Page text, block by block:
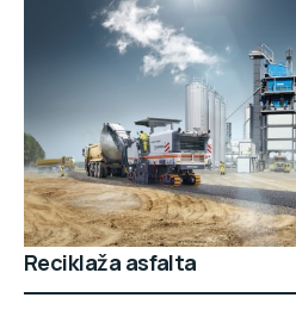
Reciklaža asfalta